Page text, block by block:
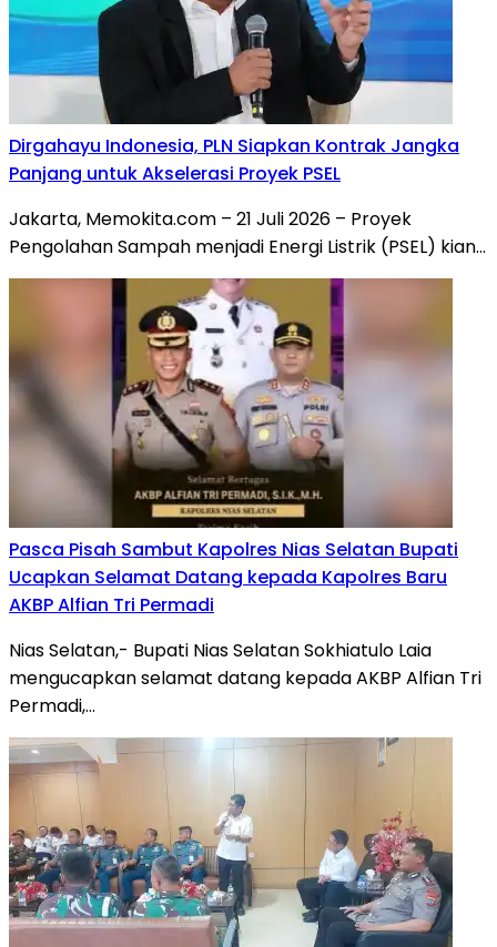
Dirgahayu Indonesia, PLN Siapkan Kontrak Jangka
Panjang untuk Akselerasi Proyek PSEL
Jakarta, Memokita.com – 21 Juli 2026 – Proyek
Pengolahan Sampah menjadi Energi Listrik (PSEL) kian…
Pasca Pisah Sambut Kapolres Nias Selatan Bupati
Ucapkan Selamat Datang kepada Kapolres Baru
AKBP Alfian Tri Permadi
Nias Selatan,- Bupati Nias Selatan Sokhiatulo Laia
mengucapkan selamat datang kepada AKBP Alfian Tri
Permadi,…